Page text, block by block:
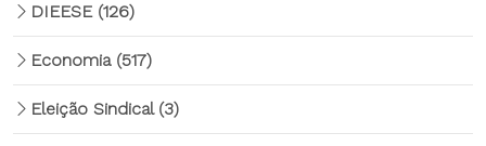
DIEESE (126)
Economia (517)
Eleição Sindical (3)